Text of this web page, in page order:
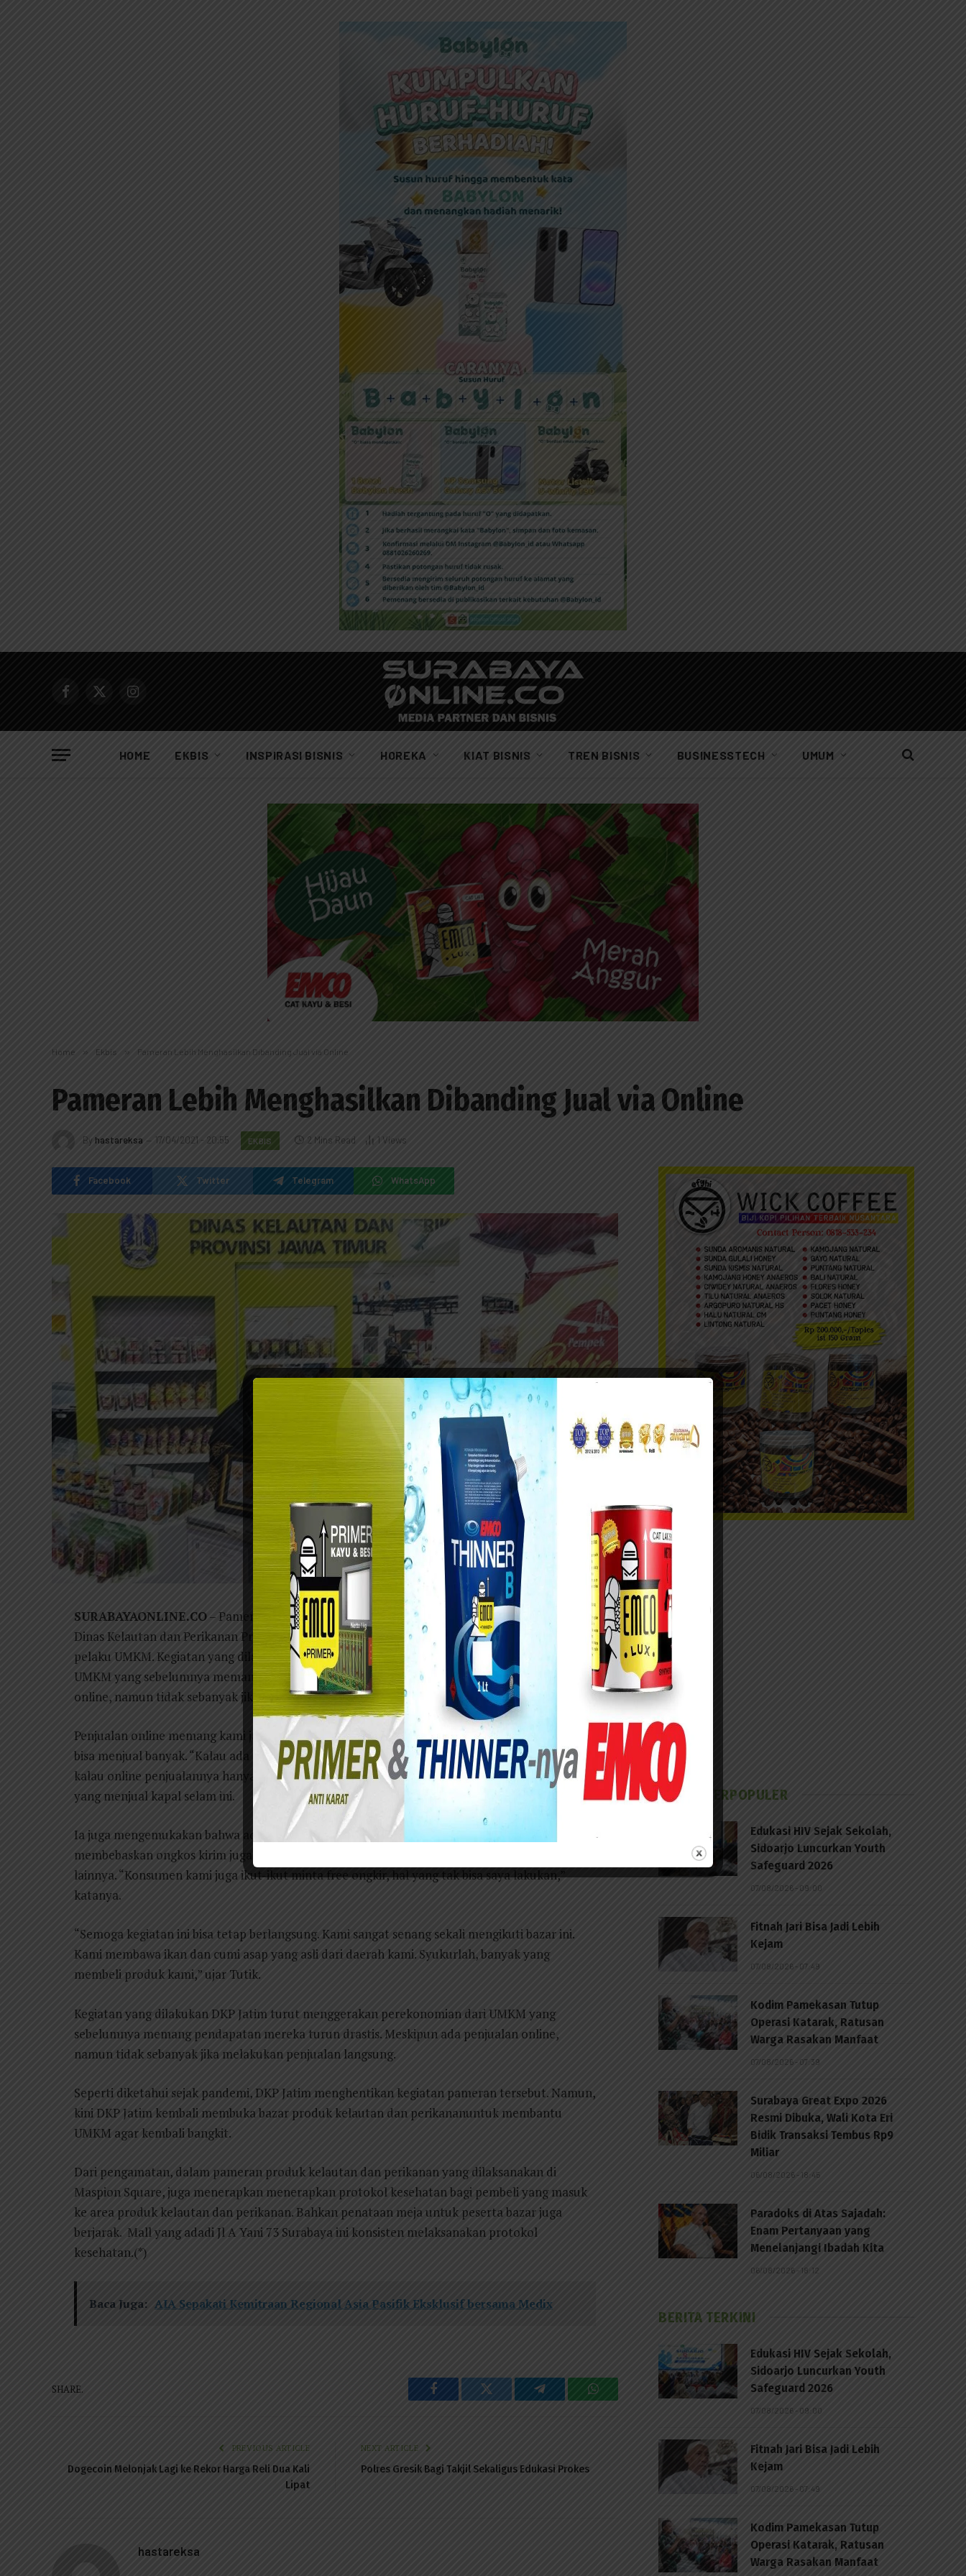
Facebook
X
Instagram
HOME EKBIS INSPIRASI BISNIS HOREKA KIAT BISNIS TREN BISNIS BUSINESSTECH UMUM
Home » Ekbis » Pameran Lebih Menghasilkan Dibanding Jual via Online
Pameran Lebih Menghasilkan Dibanding Jual via Online
By hastareksa 17/04/2021 - 20:55 EKBIS 2 Mins Read 1 Views
Facebook Twitter Telegram WhatsApp
SURABAYAONLINE.CO– Pameran produk kelautan dan perikanan yang diselenggarakan
Dinas Kelautan dan Perikanan Provinsi Jawa Timur untuk UMKM terasa manfaatnya bagi para
pelaku UMKM. Kegiatan yang dilakukan DKP Jatim turut menggerakan perekonomian dari
UMKM yang sebelumnya memang pendapatan mereka turun drastis. Meskipun ada penjualan
online, namun tidak sebanyak jika melakukan penjualan langsung.
Penjualan online memang kami jalankan, namun saya alami penjualan macam ini kami tidak
bisa menjual banyak. “Kalau ada pameran orang dapat membeli dalam jumlah banyak sedang
kalau online penjualannya hanya satu dua saja,” demikian Roni salah satu peserta pameran
yang menjual kapal selam ini.
Ia juga mengemukakan bahwa adanya promosi dari berbagai perdagangan daring yang
membebaskan ongkos kirim juga dapat menjadi kendala tersendiri buat dia dan pelaku UMKM
lainnya. “Konsumen kami juga ikut-ikut minta free ongkir, hal yang tak bisa saya lakukan,”
katanya.
“Semoga kegiatan ini bisa tetap berlangsung. Kami sangat senang sekali mengikuti bazar ini.
Kami membawa ikan dan cumi asap yang asli dari daerah kami. Syukurlah, banyak yang
membeli produk kami,” ujar Tutik.
Kegiatan yang dilakukan DKP Jatim turut menggerakan perekonomian dari UMKM yang
sebelumnya memang pendapatan mereka turun drastis. Meskipun ada penjualan online,
namun tidak sebanyak jika melakukan penjualan langsung.
Seperti diketahui sejak pandemi, DKP Jatim menghentikan kegiatan pameran tersebut. Namun,
kini DKP Jatim kembali membuka bazar produk kelautan dan perikananuntuk membantu
UMKM agar kembali bangkit.
Dari pengamatan, dalam pameran produk kelautan dan perikanan yang dilaksanakan di
Maspion Square, juga menerapkan menerapkan protokol kesehatan bagi pembeli yang masuk
ke area produk kelautan dan perikanan. Bahkan penataan meja untuk peserta bazar juga
berjarak. Mall yang adadi Jl A Yani 73 Surabaya ini konsisten melaksanakan protokol
kesehatan.(*)
Baca Juga: AIA Sepakati Kemitraan Regional Asia Pasifik Eksklusif bersama Medix
SHARE.
Facebook Twitter Telegram WhatsApp
PREVIOUS ARTICLE
Dogecoin Melonjak Lagi ke Rekor Harga Reli Dua Kali
Lipat
NEXT ARTICLE
Polres Gresik Bagi Takjil Sekaligus Edukasi Prokes
hastareksa
BERITA TERPOPULER
Edukasi HIV Sejak Sekolah,
Sidoarjo Luncurkan Youth
Safeguard 2026
07/08/2026 - 09:00
Fitnah Jari Bisa Jadi Lebih
Kejam
07/08/2026 - 07:49
Kodim Pamekasan Tutup
Operasi Katarak, Ratusan
Warga Rasakan Manfaat
07/08/2026 - 07:39
Surabaya Great Expo 2026
Resmi Dibuka, Wali Kota Eri
Bidik Transaksi Tembus Rp9
Miliar
06/08/2026 - 18:45
Paradoks di Atas Sajadah:
Enam Pertanyaan yang
Menelanjangi Ibadah Kita
06/08/2026 - 18:12
BERITA TERKINI
Edukasi HIV Sejak Sekolah,
Sidoarjo Luncurkan Youth
Safeguard 2026
07/08/2026 - 09:00
Fitnah Jari Bisa Jadi Lebih
Kejam
07/08/2026 - 07:49
Kodim Pamekasan Tutup
Operasi Katarak, Ratusan
Warga Rasakan Manfaat